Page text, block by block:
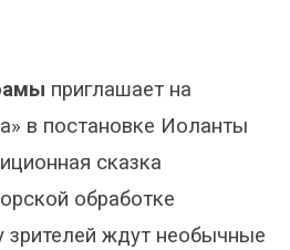
приглашает на
в постановке Иоланты
сказка
обработке
зрителей ждут необычные